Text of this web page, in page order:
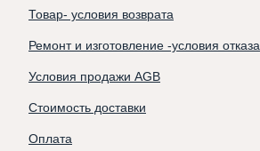
Товар- условия возврата
Ремонт и изготовление -условия отказа
Условия продажи AGB
Стоимость доставки
Оплата